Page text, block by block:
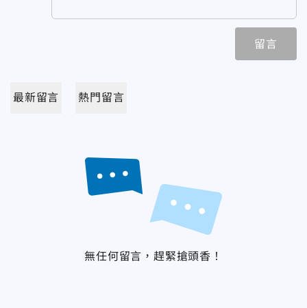
留言
最新留言 熱門留言
無任何留言，趕緊搶頭香！